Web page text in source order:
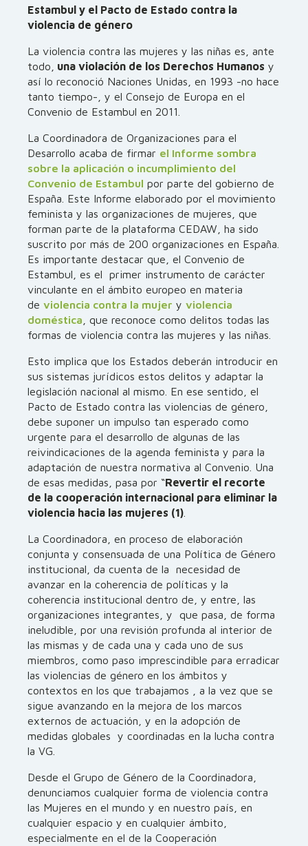
Estambul y el Pacto de Estado contra la
violencia de género
La violencia contra las mujeres y las niñas es, ante
todo,
una violación de los Derechos Humanos y
así lo reconoció Naciones Unidas, en 1993 -no hace
tanto tiempo-, y el Consejo de Europa en el
Convenio de Estambul en 2011.
La Coordinadora de Organizaciones para el
Desarrollo acaba de firmar el Informe sombra
sobre la aplicación o incumplimiento del
Convenio de Estambul por parte del gobierno de
España. Este Informe elaborado por el movimiento
feminista y las organizaciones de mujeres, que
forman parte de la plataforma CEDAW, ha sido
suscrito por más de 200 organizaciones en España.
Es importante destacar que, el Convenio de
Estambul, es el primer instrumento de carácter
vinculante en el ámbito europeo en materia
de violencia contra la mujer y violencia
doméstica , que reconoce como delitos todas las
formas de violencia contra las mujeres y las niñas.
Esto implica que los Estados deberán introducir en
sus sistemas jurídicos estos delitos y adaptar la
legislación nacional al mismo. En ese sentido, el
Pacto de Estado contra las violencias de género,
debe suponer un impulso tan esperado como
urgente para el desarrollo de algunas de las
reivindicaciones de la agenda feminista y para la
adaptación de nuestra normativa al Convenio. Una
de esas medidas, pasa por “Revertir el recorte
de la cooperación internacional para eliminar la
violencia hacia las mujeres (1)
La Coordinadora, en proceso de elaboración
conjunta y consensuada de una Política de Género
institucional, da cuenta de la necesidad de
avanzar en la coherencia de políticas y la
coherencia institucional dentro de, y entre, las
organizaciones integrantes, y que pasa, de forma
ineludible, por una revisión profunda al interior de
las mismas y de cada una y cada uno de sus
miembros, como paso imprescindible para erradicar
las violencias de género en los ámbitos y
contextos en los que trabajamos , a la vez que se
sigue avanzando en la mejora de los marcos
externos de actuación, y en la adopción de
medidas globales y coordinadas en la lucha contra
la VG.
Desde el Grupo de Género de la Coordinadora,
denunciamos cualquier forma de violencia contra
las Mujeres en el mundo y en nuestro país, en
cualquier espacio y en cualquier ámbito,
especialmente en el de la Cooperación